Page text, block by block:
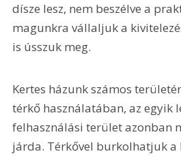
dísze lesz, nem beszélve a
magunkra vállaljuk a
is ússzuk meg.
Kertes házunk számos
térkő használatában, az egyik
felhasználási terület azonban
járda. Térkővel burkolhatjuk